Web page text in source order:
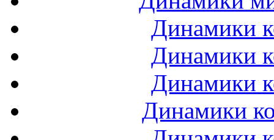
Динамики
Динамики
Динамики
Динамики